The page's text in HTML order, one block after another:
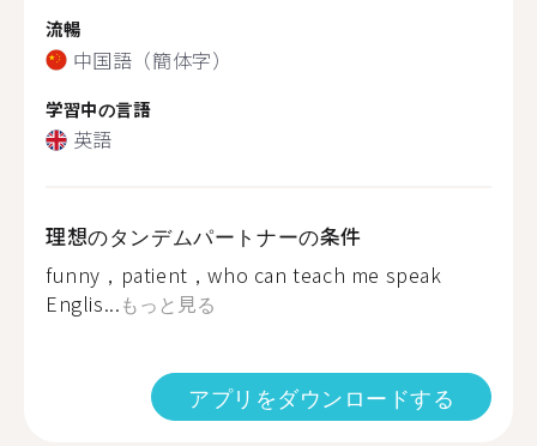
流暢
中国語（簡体字）
学習中の言語
英語
理想のタンデムパートナーの条件
funny，patient，who can teach me speak
Englis...もっと見る
アプリをダウンロードする